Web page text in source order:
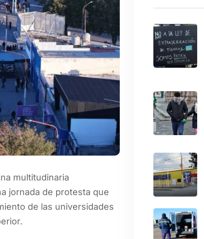
multitudinaria
jornada de protesta que
de las universidades